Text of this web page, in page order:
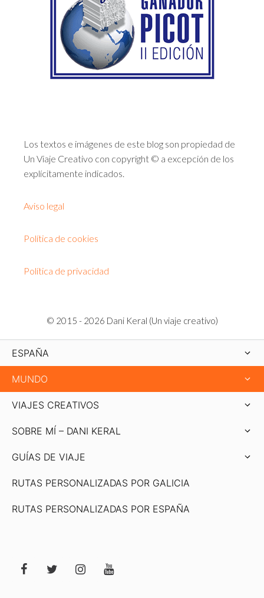
Los textos e imágenes de este blog son propiedad de
Un Viaje Creativo con copyright © a excepción de los
explícitamente indicados.
Aviso legal
Política de cookies
Política de privacidad
© 2015 - 2026 Dani Keral (Un viaje creativo)
ESPAÑA
MUNDO
VIAJES CREATIVOS
SOBRE MÍ – DANI KERAL
GUÍAS DE VIAJE
RUTAS PERSONALIZADAS POR GALICIA
RUTAS PERSONALIZADAS POR ESPAÑA